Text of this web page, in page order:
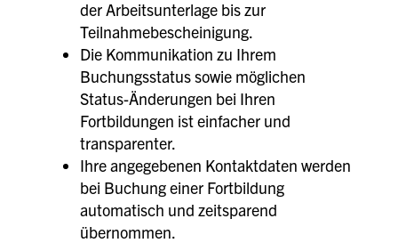
der Arbeitsunterlage bis zur
Teilnahmebescheinigung.
Die Kommunikation zu Ihrem
Buchungsstatus sowie möglichen
Status-Änderungen bei Ihren
Fortbildungen ist einfacher und
transparenter.
Ihre angegebenen Kontaktdaten werden
bei Buchung einer Fortbildung
automatisch und zeitsparend
übernommen.